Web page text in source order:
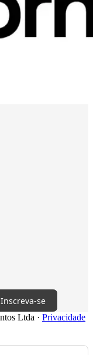
Inscreva-se
Ltda · Privacidade